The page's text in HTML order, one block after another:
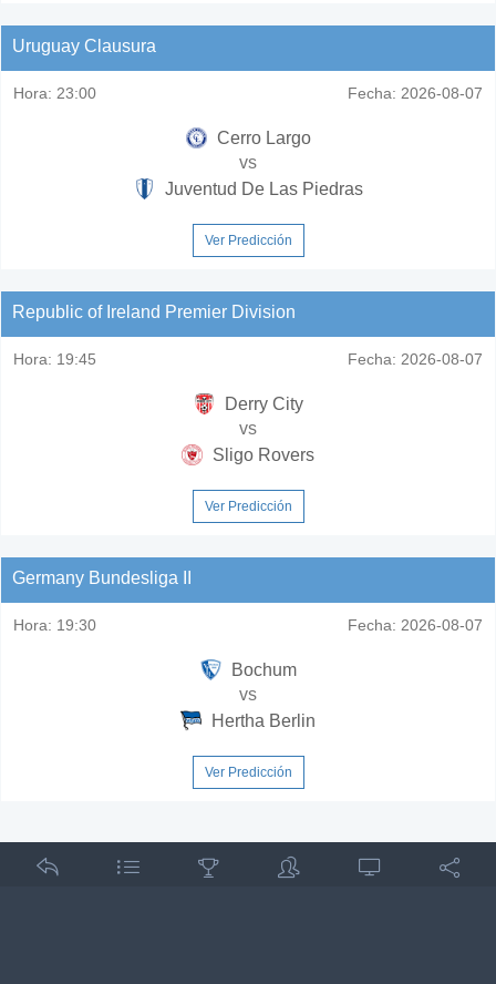
Uruguay Clausura
Hora: 23:00 Fecha: 2026-08-07
Cerro Largo
vs
Juventud De Las Piedras
Ver Predicción
Republic of Ireland Premier Division
Hora: 19:45 Fecha: 2026-08-07
Derry City
vs
Sligo Rovers
Ver Predicción
Germany Bundesliga II
Hora: 19:30 Fecha: 2026-08-07
Bochum
vs
Hertha Berlin
Ver Predicción